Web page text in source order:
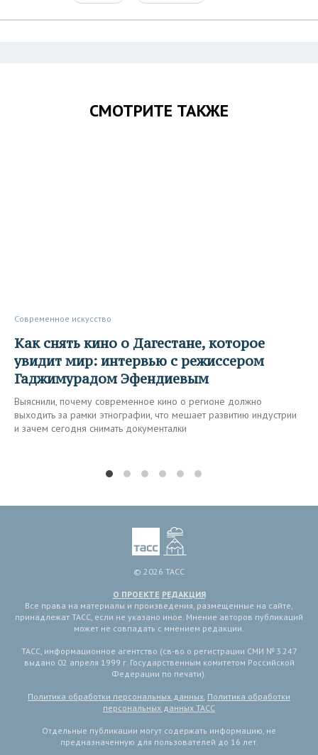
СМОТРИТЕ ТАКЖЕ
Современное искусство
Как снять кино о Дагестане, которое
увидит мир: интервью с режиссером
Гаджимурадом Эфендиевым
Выяснили, почему современное кино о регионе должно
выходить за рамки этнографии, что мешает развитию индустрии
и зачем сегодня снимать документалки
© 2026 ТАСС
О ПРОЕКТЕ РЕДАКЦИЯ
Все права на материалы и произведения, размещенные на сайте,
принадлежат ТАСС, если не указано иное. Мнение авторов публикаций
может не совпадать с мнением редакции.
ТАСС, информационное агентство (св-во о регистрации СМИ № 3 247
выдано 02 апреля 1999 г. Государственным комитетом Российской
Федерации по печати).
Политика обработки персональных данных, Политика обработки
персональных данных ТАСС
Отдельные публикации могут содержать информацию, не
предназначенную для пользователей до 16 лет.